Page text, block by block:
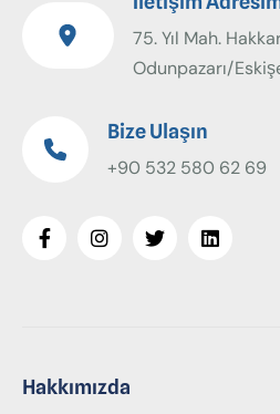
75. Yıl Mah.
Odunpazarı/
Bize Ulaşın
+90 532 580 62 69
Hakkımızda